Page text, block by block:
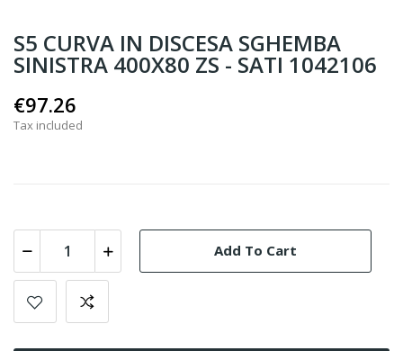
S5 CURVA IN DISCESA SGHEMBA
SINISTRA 400X80 ZS - SATI 1042106
€97.26
Tax included
Add To Cart